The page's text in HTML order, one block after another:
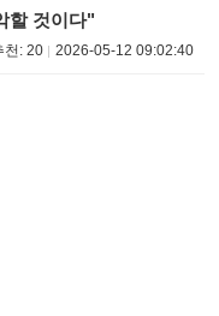
할 것이다"
천: 20 2026-05-12 09:02:40